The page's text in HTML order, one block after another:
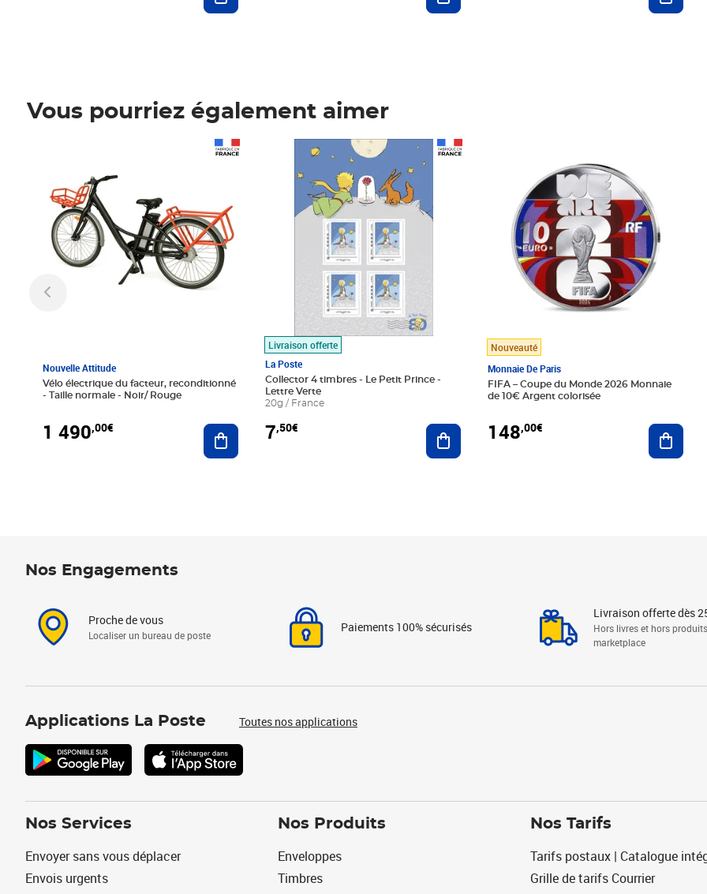
Vous pourriez également aimer
Nouvelle Attitude
Vélo électrique du facteur, reconditionné
- Taille normale - Noir/ Rouge
1 490,00€ Ajouter au panier
Livraison offerte
La Poste
Collector 4 timbres - Le Petit Prince -
Lettre Verte
20g / France
7,50€
Prix 7,50€
Ajouter au panier
Nouveauté
Monnaie De Paris
FIFA – Coupe du Monde 2026 Monnaie
de 10€ Argent colorisée
148,00€
Nos Engagements
Proche de vous
Localiser un bureau de poste
Paiements 100% sécurisés
Livraison offerte dès
Hors livres et hors produits
marketplace
Applications La Poste Toutes nos applications
Nos Services
Envoyer sans vous déplacer
Envois urgents
Nos Produits
Enveloppes
Timbres
Nos Tarifs
Tarifs postaux | Catalogue
Grille de tarifs Courrier